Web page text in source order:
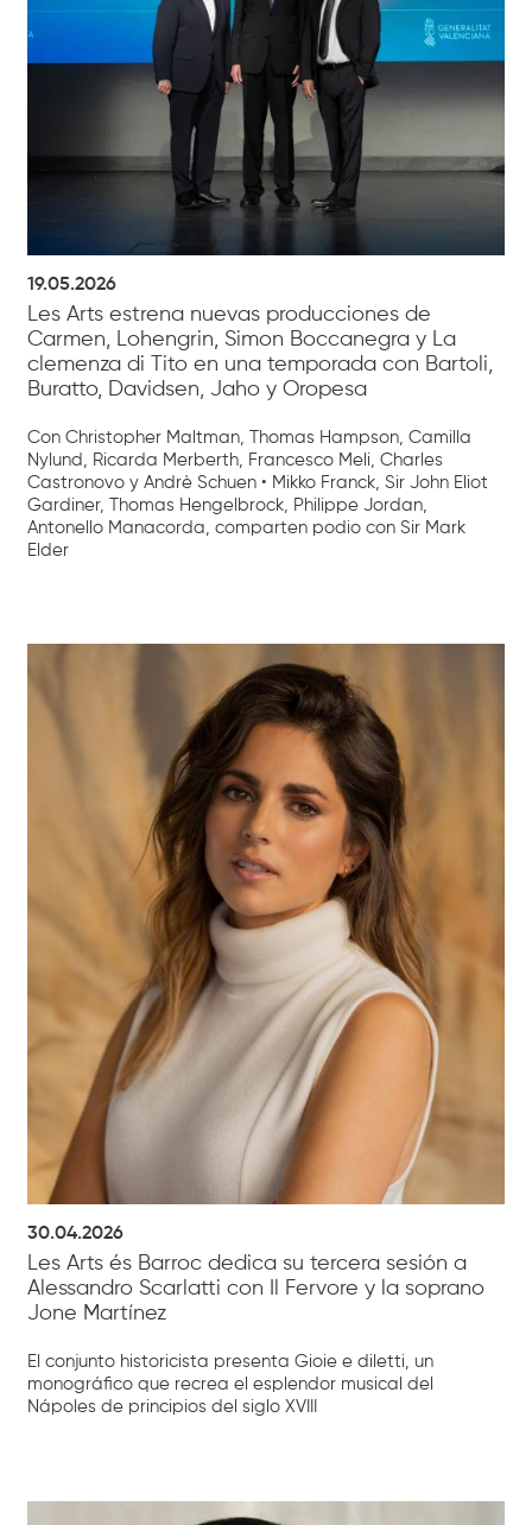
19.05.2026
Les Arts estrena nuevas producciones de
Carmen, Lohengrin, Simon Boccanegra y La
clemenza di Tito en una temporada con Bartoli,
Buratto, Davidsen, Jaho y Oropesa
Con Christopher Maltman, Thomas Hampson, Camilla
Nylund, Ricarda Merberth, Francesco Meli, Charles
Castronovo y Andrè Schuen • Mikko Franck, Sir John Eliot
Gardiner, Thomas Hengelbrock, Philippe Jordan,
Antonello Manacorda, comparten podio con Sir Mark
Elder
30.04.2026
Les Arts és Barroc dedica su tercera sesión a
Alessandro Scarlatti con Il Fervore y la soprano
Jone Martínez
El conjunto historicista presenta Gioie e diletti, un
monográfico que recrea el esplendor musical del
Nápoles de principios del siglo XVIII